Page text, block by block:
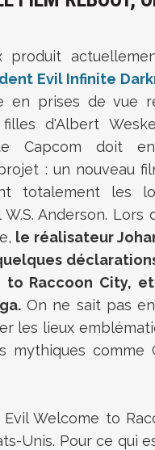
produit
Evil Infinite
en prises de vue
d'Albert
Capcom doit
: un nouveau
totalement les
Anderson. Lors
le réalisateur
Raccoon City,
On ne sait pas
les lieux
mythiques comme
Welcome to
Unis. Pour ce qui